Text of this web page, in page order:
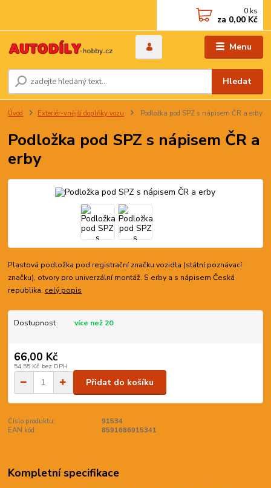
Menu
Hledat
0 ks
za 0,00 Kč
Úvod Exteriér-vnější doplňky vozu Podložka pod SPZ s nápisem ČR a erby
Podložka pod SPZ s nápisem ČR a
erby
Plastová podložka pod registrační značku vozidla (státní poznávací
značku), otvory pro univerzální montáž. S erby a s nápisem Česká
republika. celý popis
Dostupnost více než 20
66,00 Kč
54,55 Kč bez DPH
Přidat do košíku
Číslo produktu:
91534
EAN kód:
8591686915341
Kompletní specifikace